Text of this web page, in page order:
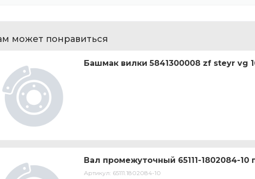
может понравиться
Башмак вилки 5841300008 zf steyr vg
Вал промежуточный 65111-1802084-10
Артикул: 65111.1802084-10